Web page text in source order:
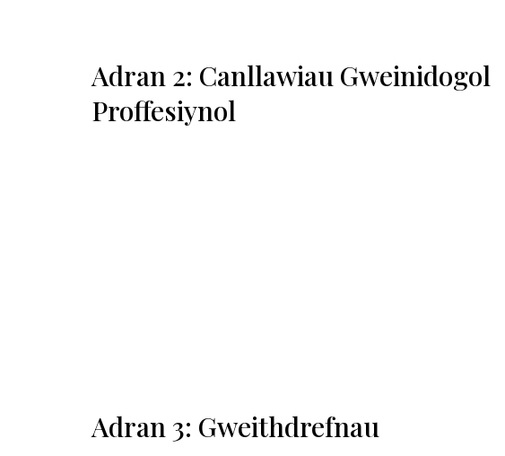
Adran 2: Canllawiau Gweinidogol
Proffesiynol
Adran 3: Gweithdrefnau